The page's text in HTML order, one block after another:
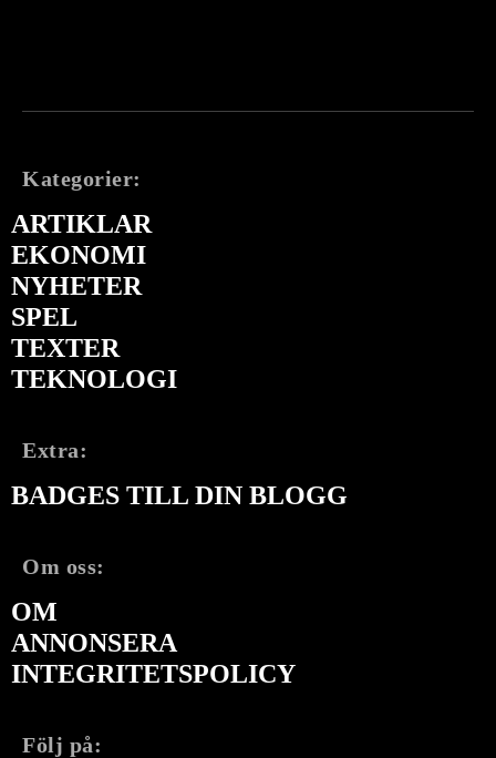
Kategorier:
ARTIKLAR
EKONOMI
NYHETER
SPEL
TEXTER
TEKNOLOGI
Extra:
BADGES TILL DIN BLOGG
Om oss:
OM
ANNONSERA
INTEGRITETSPOLICY
Följ på: